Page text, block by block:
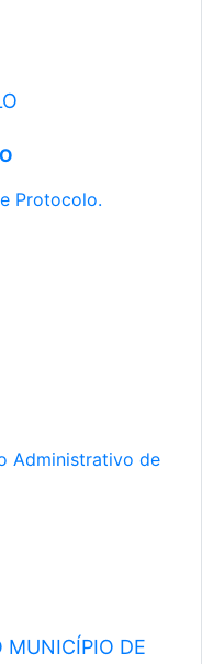
Protocolo.
Administrativo de
MUNICÍPIO DE